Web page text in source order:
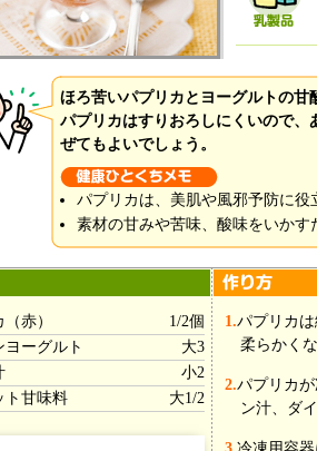
ほろ苦いパプリカとヨーグルトの
パプリカはすりおろしにくいので
ぜてもよいでしょう。
パプリカは、美肌や風邪予防に役
素材の甘みや苦味、酸味をいか
赤）
1/2個
ヨーグルト
大3
小2
ト甘味料
大1/2
1.パプリカ
柔らかく
2.パプリカ
ン汁、ダ